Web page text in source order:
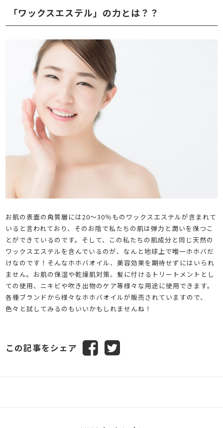
「ワックスエステル」の力とは？？
お肌の表面の角質層には20～30％ものワックスエステルが含まれて
いると言われており、そのお陰で私たちの肌は弾力と潤いを保つこ
とができているのです。そして、この私たちの肌成分と同じ天然の
ワックスエステルを含んでいるのが、なんと地球上で唯一ホホバだ
けなのです！そんなホホバオイル、美容効果を期待せずにはいられ
ません。お肌の保湿や乾燥肌対策、髪に付けるトリートメントとし
ての使用、ニキビや吹き出物のケア等様々な用途に使用できます。
各種ブランドから様々なホホバオイルが販売されていますので、
色々と試してみるのもいいかもしれませんね！
この記事をシェア